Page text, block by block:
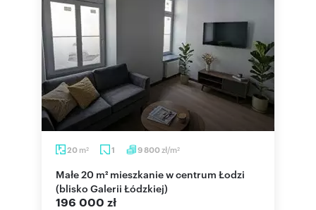
20 m2 1 9 800zł/m2
Małe 20 m² mieszkanie w centrum Łodzi
(blisko Galerii Łódzkiej)
196 000 zł